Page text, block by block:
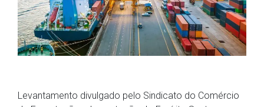
Levantamento divulgado pelo Sindicato do Comércio